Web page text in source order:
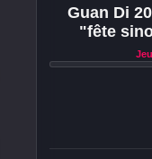
Guan Di
"fête